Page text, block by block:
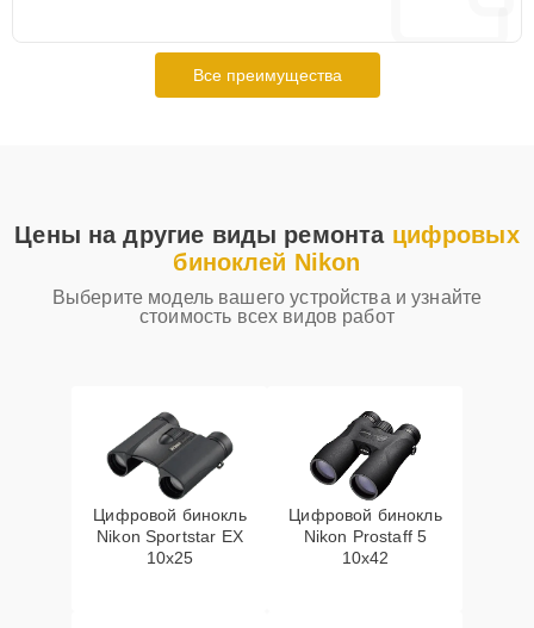
Все преимущества
Цены на другие виды ремонта цифровых
биноклей Nikon
Выберите модель вашего устройства и узнайте
стоимость всех видов работ
Цифровой бинокль
Nikon Sportstar EX
10x25
Цифровой бинокль
Nikon Prostaff 5
10x42